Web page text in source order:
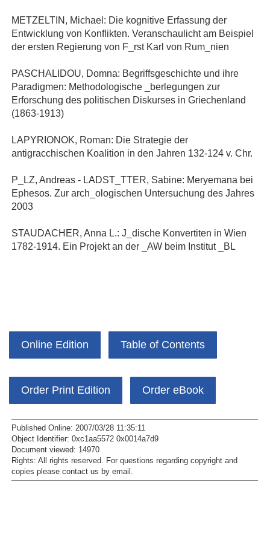
METZELTIN, Michael: Die kognitive Erfassung der
Entwicklung von Konflikten. Veranschaulicht am Beispiel
der ersten Regierung von F_rst Karl von Rum_nien
PASCHALIDOU, Domna: Begriffsgeschichte und ihre
Paradigmen: Methodologische _berlegungen zur
Erforschung des politischen Diskurses in Griechenland
(1863-1913)
LAPYRIONOK, Roman: Die Strategie der
antigracchischen Koalition in den Jahren 132-124 v. Chr.
P_LZ, Andreas - LADST_TTER, Sabine: Meryemana bei
Ephesos. Zur arch_ologischen Untersuchung des Jahres
2003
STAUDACHER, Anna L.: J_dische Konvertiten in Wien
1782-1914. Ein Projekt an der _AW beim Institut _BL
Online Edition Table of Contents
Order Print Edition Order eBook
Published Online: 2007/03/28 11:35:11
Object Identifier: 0xc1aa5572 0x0014a7d9
Document viewed: 14970
Rights: All rights reserved. For questions regarding copyright and
copies please contact us by email .